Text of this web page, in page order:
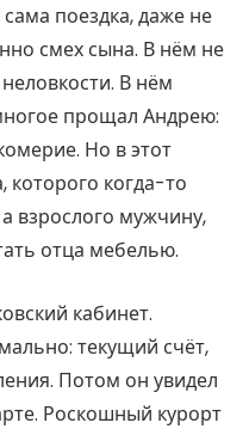
поездка, даже не
смех сына. В нём не
В нём
прощал Андрею:
Но в этот
которого когда-то
взрослого мужчину,
отца мебелью.
кабинет.
текущий счёт,
Потом он увидел
Роскошный курорт